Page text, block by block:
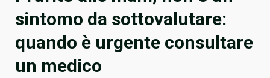
sintomo da sottovalutare:
quando è urgente consultare
un medico